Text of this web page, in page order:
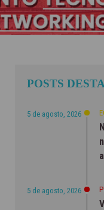
POSTS
5 de agosto, 2026
5 de agosto, 2026